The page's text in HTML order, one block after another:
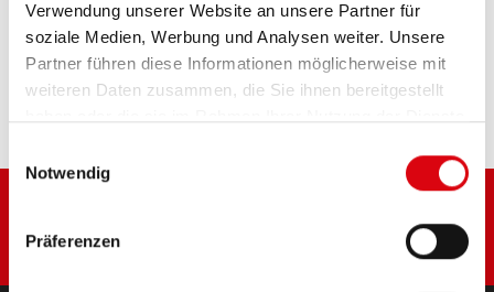
Verwendung unserer Website an unsere Partner für
soziale Medien, Werbung und Analysen weiter. Unsere
Partner führen diese Informationen möglicherweise mit
weiteren Daten zusammen, die Sie ihnen bereitgestellt
Notwendig
Präferenzen
Diese Batterie kaufen:
HÄNDLER & EINBAUSERVICE >